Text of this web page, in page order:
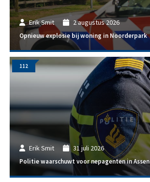
Erik Smit 2 augustus 2026
Opnieuw explosie bij woning in Noorderpark
Erik Smit 31 juli 2026
Politie waarschuwt voor nepagenten in Assen
112